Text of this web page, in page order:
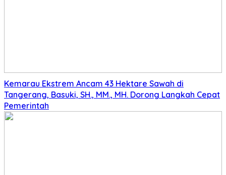
Kemarau Ekstrem Ancam 43 Hektare Sawah di
Tangerang, Basuki, SH., MM., MH. Dorong Langkah Cepat
Pemerintah